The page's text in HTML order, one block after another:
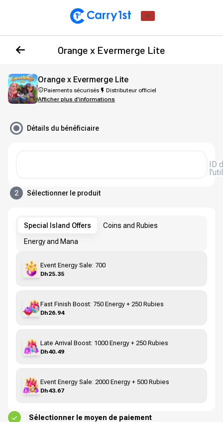
Orange x Evermerge Lite
Orange x Evermerge Lite
Paiements sécurisés
Distributeur officiel
Afficher plus d'informations
Détails du bénéficiaire
ID de
2 Sélectionner le produit
Special Island Offers
Coins and Rubies
Energy and Mana
Event Energy Sale: 700
Dh25.35
Fast Finish Boost: 750 Energy + 250 Rubies
Dh26.94
Late Arrival Boost: 1000 Energy + 250 Rubies
Dh40.49
Event Energy Sale: 2000 Energy + 500 Rubies
Dh43.67
Sélectionner le moyen de paiement